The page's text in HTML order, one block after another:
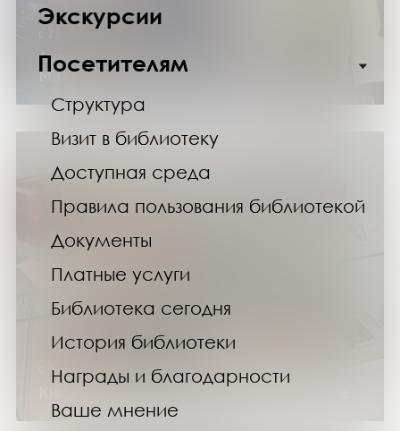
Экскурсии
Посетителям
Структура
Визит в библиотеку
Доступная среда
Правила пользования библиотекой
Документы
Платные услуги
Библиотека сегодня
История библиотеки
Награды и благодарности
Ваше мнение
с 23 мая по 2 августа 2026 года
Аудиогид по выставке к 135-летию
Михаила Булгакова
с 4 июня по 15 сентября 2026 года
Книжный неформат: большие и маленькие